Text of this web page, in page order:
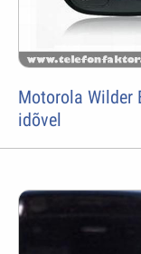
Motorola Wilder
idõvel